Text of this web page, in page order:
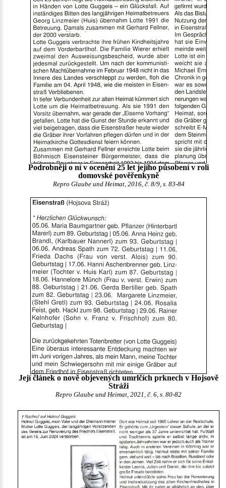
Podrobněji o ní v ocenění 25 let jejího působení v roli
domovské pověřenkyně
Repro Glaube und Heimat, 2016, č. 8/9, s. 83-84
Její článek o nově objevených umrlčích prknech v Hojsově
Stráži
Repro Glaube und Heimat, 2021, č. 6, s. 80-82